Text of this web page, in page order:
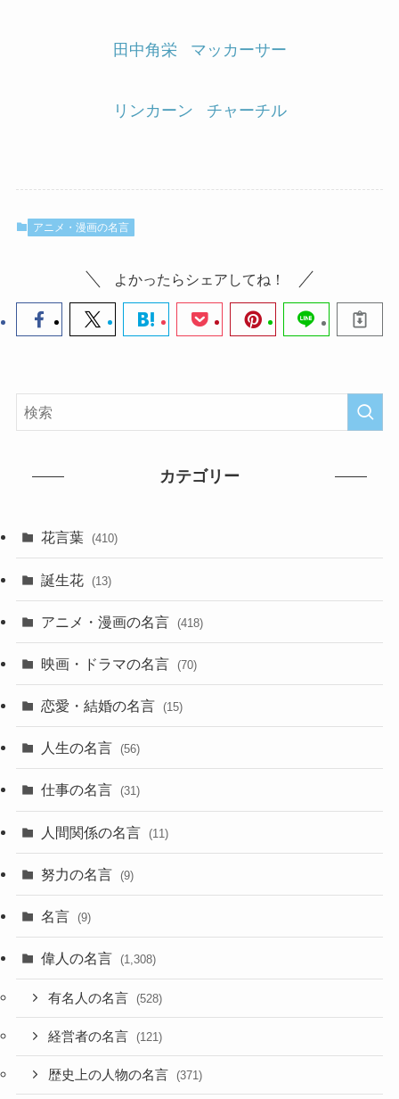
田中角栄 マッカーサー
リンカーン チャーチル
アニメ・漫画の名言
よかったらシェアしてね！
カテゴリー
花言葉 (410)
誕生花 (13)
アニメ・漫画の名言 (418)
映画・ドラマの名言 (70)
恋愛・結婚の名言 (15)
人生の名言 (56)
仕事の名言 (31)
人間関係の名言 (11)
努力の名言 (9)
名言 (9)
偉人の名言 (1,308)
有名人の名言 (528)
経営者の名言 (121)
歴史上の人物の名言 (371)